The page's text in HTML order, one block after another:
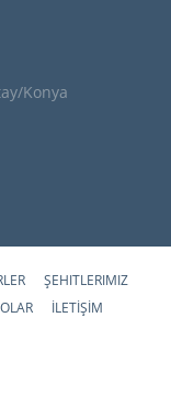
Konya
ŞEHITLERIMIZ
İLETİŞİM